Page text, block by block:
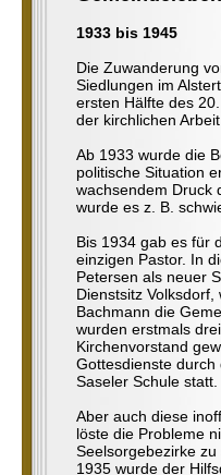
1933 bis 1945
Die Zuwanderung
Siedlungen im
ersten Hälfte des
der kirchlichen Arbeit
Ab 1933 wurde die
politische Situation
wachsendem Druck
wurde es z. B.
Bis 1934 gab es für
einzigen Pastor. In
Petersen als neuer
Dienstsitz
Bachmann die
wurden erstmals
Kirchenvorstand
Gottesdienste
Saseler Schule statt.
Aber auch diese
löste die Probleme
Seelsorgebezirke
1935 wurde der